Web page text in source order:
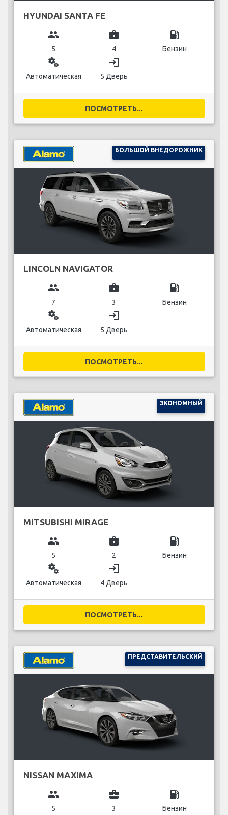
HYUNDAI SANTA FE
group
5
business_center
4
local_gas_station
Бензин
miscellaneous_services
Автоматическая
login
5 Дверь
ПОСМОТРЕТЬ...
БОЛЬШОЙ ВНЕДОРОЖНИК
LINCOLN NAVIGATOR
group
7
business_center
3
local_gas_station
Бензин
miscellaneous_services
Автоматическая
login
5 Дверь
ПОСМОТРЕТЬ...
ЭКОНОМНЫЙ
MITSUBISHI MIRAGE
group
5
business_center
2
local_gas_station
Бензин
miscellaneous_services
Автоматическая
login
4 Дверь
ПОСМОТРЕТЬ...
ПРЕДСТАВИТЕЛЬСКИЙ
NISSAN MAXIMA
group
5
business_center
3
local_gas_station
Бензин